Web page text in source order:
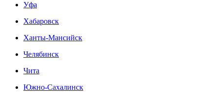
Уфа
Хабаровск
Ханты-Мансийск
Челябинск
Чита
Южно-Сахалинск